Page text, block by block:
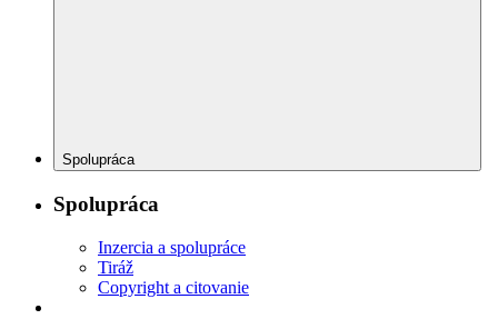
Spolupráca
Spolupráca
Inzercia a spolupráce
Tiráž
Copyright a citovanie